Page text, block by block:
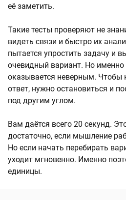
её заметить.
Такие тесты проверяют не
видеть связи и быстро их
пытается упростить задачу и
очевидный вариант. Но именно
оказывается неверным. Чтобы
ответ, нужно остановиться и
под другим углом.
Вам даётся всего 20 секунд.
достаточно, если мышление
Но если начать перебирать
уходит мгновенно. Именно
единицы.